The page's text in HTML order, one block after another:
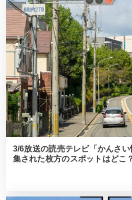
3/6放送の読売テレビ「かんさ
集された枚方のスポットはどこ